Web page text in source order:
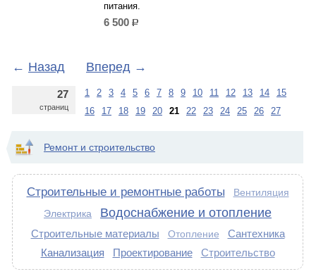
питания.
6 500 р.
← Назад Вперед →
27
страниц
1 2 3 4 5 6 7 8 9 10 11 12 13 14
15
16
17 18 19 20 21 22 23 24 25 26 27
Ремонт и строительство
Строительные и ремонтные работы
Вентиляция
Электрика
Водоснабжение и отопление
Строительные материалы Отопление
Сантехника
Канализация
Проектирование Строительство